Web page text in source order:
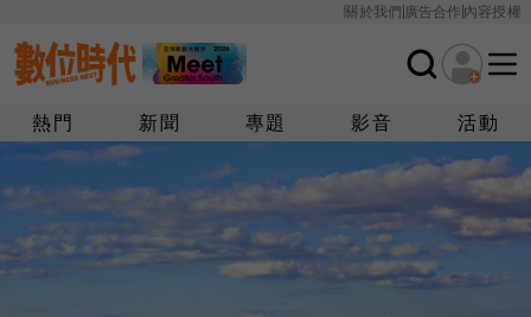
關於我們廣告合作內容授權
熱門 新聞 專題 影音 活動